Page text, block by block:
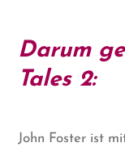
Darum
Tales 2:
John Foster ist